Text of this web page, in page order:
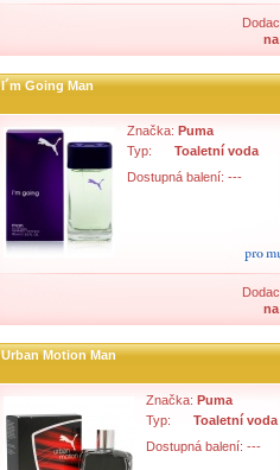
I´m Going Man
Značka: Puma
Typ:
Toaletní voda
Dostupná balení: ---
Urban Motion Man
Značka: Puma
Typ:
Toaletní voda
Dostupná balení: ---